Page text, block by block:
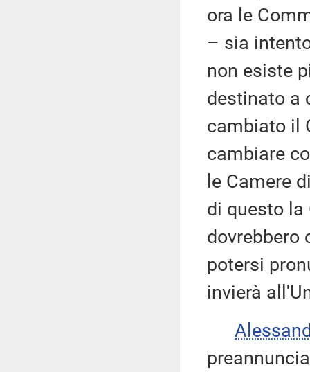
ora le
– sia
non esiste
destinato a
cambiato il
cambiare
le Camere
di questo la
dovrebbero
potersi
invierà